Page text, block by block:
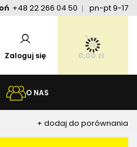
+48 22 266 04 50 pn-pt 9-17
Zaloguj się 0,00 zł
O NAS
+ dodaj do porównania